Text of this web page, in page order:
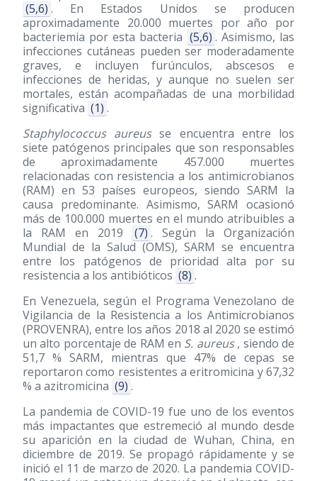
(5,6) . En Estados Unidos se producen
aproximadamente 20.000 muertes por año por
bacteriemia por esta bacteria (5,6) . Asimismo, las
infecciones cutáneas pueden ser moderadamente
graves, e incluyen furúnculos, abscesos e
infecciones de heridas, y aunque no suelen ser
mortales, están acompañadas de una morbilidad
significativa (1) .
Staphylococcus aureusse encuentra entre los
siete patógenos principales que son responsables
de aproximadamente 457.000 muertes
relacionadas con resistencia a los antimicrobianos
(RAM) en 53 países europeos, siendo SARM la
causa predominante. Asimismo, SARM ocasionó
más de 100.000 muertes en el mundo atribuibles a
la RAM en 2019
(7) . Según la Organización
Mundial de la Salud (OMS), SARM se encuentra
entre los patógenos de prioridad alta por su
resistencia a los antibióticos (8) .
En Venezuela, según el Programa Venezolano de
Vigilancia de la Resistencia a los Antimicrobianos
(PROVENRA), entre los años 2018 al 2020 se estimó
un alto porcentaje de RAM en S. aureus, siendo de
51,7 % SARM, mientras que 47% de cepas se
reportaron como resistentes a eritromicina y 67,32
% a azitromicina (9) .
La pandemia de COVID-19 fue uno de los eventos
más impactantes que estremeció al mundo desde
su aparición en la ciudad de Wuhan, China, en
diciembre de 2019. Se propagó rápidamente y se
inició el 11 de marzo de 2020. La pandemia COVID-